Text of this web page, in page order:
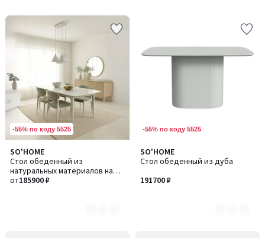
-55% по коду 5525
SO'HOME
Стол обеденный из
натуральных материалов на
5/6 персон
от185900 ₽
Количество
цветов:
5
-55% по коду 5525
SO'HOME
Стол обеденный из дуба
191700 ₽
Количество
цветов:
4